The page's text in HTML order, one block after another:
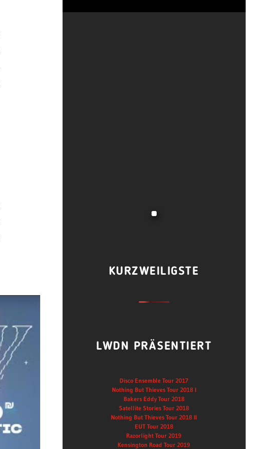
KURZWEILIGSTE
LWDN PRÄSENTIERT
Disco Ensemble Tour 2017
Nothing But Thieves Tour 2018 I
Bakers Eddy Tour 2018
Satellite Stories Tour 2018
Nothing But Thieves Tour 2018 II
EUT Tour 2018
Razorlight Tour 2019
Kensington Road Tour 2019